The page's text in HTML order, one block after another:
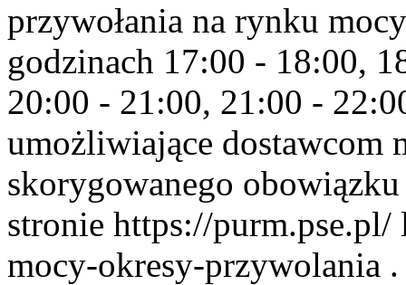
przywołania na rynku
godzinach 17:00 - 18:00,
20:00 - 21:00, 21:00 -
umożliwiające dostawcom
skorygowanego
stronie https://
mocy-okresy-przywolania